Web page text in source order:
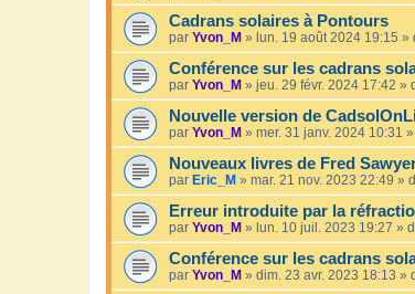
Cadrans solaires à Pontours
par Yvon_M » lun. 19 août 2024 19:15 »
Conférence sur les cadrans
par Yvon_M » jeu. 29 févr. 2024 17:42 »
Nouvelle version de
par Yvon_M » mer. 31 janv. 2024 10:31
Nouveaux livres de Fred
par Eric_M » mar. 21 nov. 2023 22:49 »
Erreur introduite par la
par Yvon_M » lun. 10 juil. 2023 19:27 »
Conférence sur les cadrans
par Yvon_M » dim. 23 avr. 2023 18:13 »